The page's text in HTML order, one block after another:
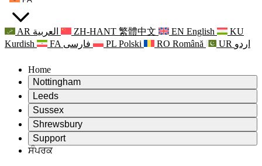
AR العربية ZH-HANT 繁體中文 EN English
KU
Kurdish
FA فارسی PL Polski RO Română UR اردو
Home
Nottingham
Review
ਸਮੀਖਿਆ ਦੇ ਚੇਅਰਮੈਨ
ਸੁਤੰਤਰ ਸਮੀਖਿਆ ਟੀਮ
ਸੰਦਰਭ ਦੀਆਂ ਸ਼ਰਤਾਂ
ਸੁਤੰਤਰ ਸਮੀਖਿਆ ਦੀ ਅੰਤਿਮ ਰਿਪੋਰਟ
ਅਕਸਰ ਪੁੱਛੇ ਜਾਣ ਵਾਲੇ ਸਵਾਲ
Leeds
Review
ਸਮੀਖਿਆ ਦੇ ਚੇਅਰਮੈਨ
ਸੁਤੰਤਰ ਸਮੀਖਿਆ ਟੀਮ
ਹਵਾਲੇ ਦੀਆਂ ਸ਼ਰਤਾਂ
ਸੰਪਰਕ
Sussex
Review
ਸਮੀਖਿਆ ਦੇ ਚੇਅਰਮੈਨ
ਸੁਤੰਤਰ ਸਮੀਖਿਆ ਟੀਮ
ਸੰਦਰਭ ਦੀਆਂ ਸ਼ਰਤਾਂ
Shrewsbury
Review
ਜਣੇਪਾ ਸਮੀਖਿਆ ਵਾਸਤੇ ਸੰਦਰਭ ਦੀਆਂ ਸ਼ਰਤਾਂ
Support
Leeds
ਸੰਪਰਕ